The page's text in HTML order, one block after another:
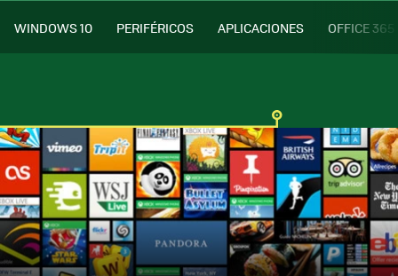
WINDOWS 10 PERIFÉRICOS APLICACIONES OFFICE 365